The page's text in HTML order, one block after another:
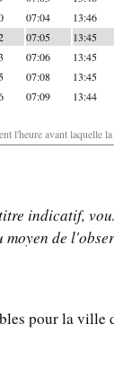
07:04 13:46
07:05 13:45
07:06 13:45
07:08 13:45
07:09 13:44
l'heure avant laquelle
indicatif,
moyen de
pour la ville